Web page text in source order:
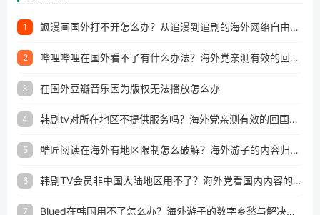
1 飒漫画国外打不开怎么办？从追漫到追剧的海外网络自由之路
2 哔哩哔哩在国外看不了有什么办法？海外党亲测有效的回国加速解决方案
3 在国外豆瓣音乐因为版权无法播放怎么办
4 韩剧tv对所在地区不提供服务吗？海外党亲测有效的回国加速解决方案
5 酷匠阅读在海外有地区限制怎么破解？海外游子的内容归乡路
6 韩剧TV会员非中国大陆地区用不了？海外党看国内内容的加速器选择指南
7 Blued在韩国用不了怎么办？海外游子的数字乡愁与解决方案